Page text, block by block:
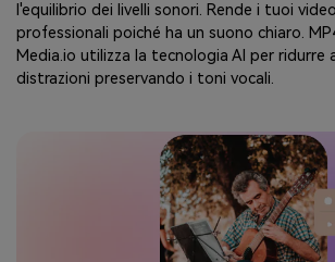
l'equilibrio dei livelli sonori. Rende i tuoi
professionali poiché ha un suono chiaro.
Media.io utilizza la tecnologia AI per ridurre
distrazioni preservando i toni vocali.